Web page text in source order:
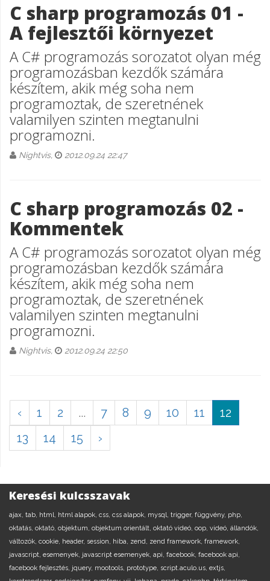
C sharp programozás 01 -
A fejlesztői környezet
A C# programozás sorozatot olyan még
programozásban kezdők számára
készítem, akik még soha nem
programoztak, de szeretnének
valamilyen szinten megtanulni
programozni.
Nightvis, 2012.09.24 22:47
C sharp programozás 02 -
Kommentek
A C# programozás sorozatot olyan még
programozásban kezdők számára
készítem, akik még soha nem
programoztak, de szeretnének
valamilyen szinten megtanulni
programozni.
Nightvis, 2012.09.24 22:50
‹ 1 2 ... 7 8 9 10 11
12
13
14 15 ›
Keresési kulcsszavak
ajax, tab, html, html alapok, css, css alapok, mysql, trigger, függvény, php,
oktatás, oktató, objektum, objektum orientált, oktató videó, oop, videó, állandók,
változók, cookie, header, session, hiba, zend, zend framework, framework,
javascript, esemenyek, javascript esemenyek, api, facebook, facebook api,
facebook fejlesztés, jquery, mootools, prototype, script.aculo.us, extjs,